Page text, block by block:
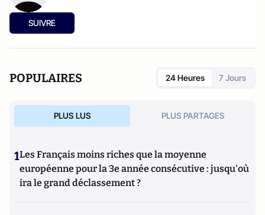
SUIVRE
POPULAIRES 24 Heures 7 Jours
PLUS LUS PLUS PARTAGES
1Les Français moins riches que la moyenne
européenne pour la 3e année consécutive : jusqu'où
ira le grand déclassement ?